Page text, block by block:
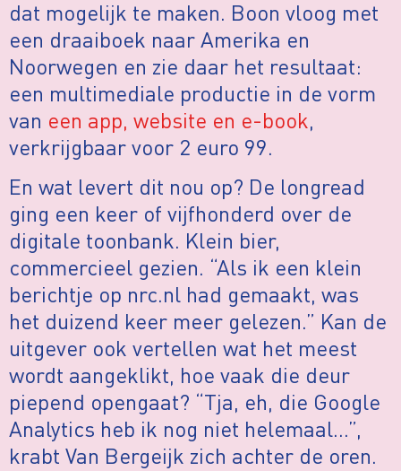
dat mogelijk te maken. Boon vloog met
een draaiboek naar Amerika en
Noorwegen en zie daar het resultaat:
een multimediale productie in de vorm
van een app, website en e-book,
verkrijgbaar voor 2 euro 99.
En wat levert dit nou op? De longread
ging een keer of vijfhonderd over de
digitale toonbank. Klein bier,
commercieel gezien. “Als ik een klein
berichtje op nrc.nl had gemaakt, was
het duizend keer meer gelezen.” Kan de
uitgever ook vertellen wat het meest
wordt aangeklikt, hoe vaak die deur
piepend opengaat? “Tja, eh, die Google
Analytics heb ik nog niet helemaal…”,
krabt Van Bergeijk zich achter de oren.